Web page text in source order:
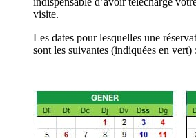
visite.
Les dates pour lesquelles une
sont les suivantes (indiquées en vert) :